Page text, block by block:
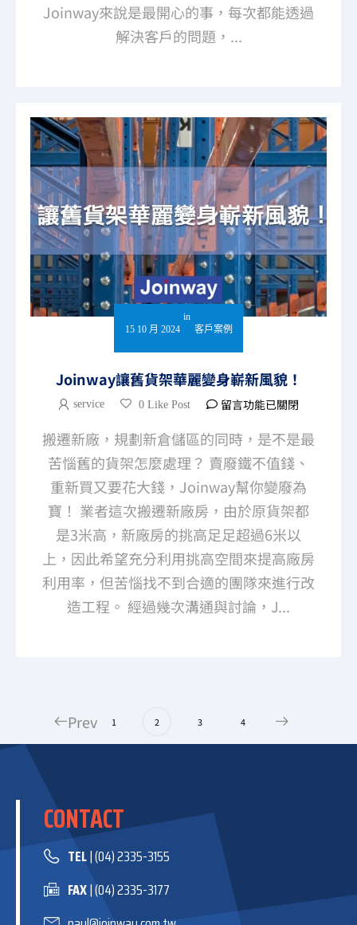
Joinway來說是最開心的事，每次都能透過
解決客戶的問題，...
15 10 月 2024
in
客戶案例
Joinway讓舊貨架華麗變身嶄新風貌！
service 0 Like Post 留言功能已關閉
搬遷新廠，規劃新倉儲區的同時，是不是最
苦惱舊的貨架怎麼處理？ 賣廢鐵不值錢、
重新買又要花大錢，Joinway幫你變廢為
寶！ 業者這次搬遷新廠房，由於原貨架都
是3米高，新廠房的挑高足足超過6米以
上，因此希望充分利用挑高空間來提高廠房
利用率，但苦惱找不到合適的團隊來進行改
造工程。 經過幾次溝通與討論，J...
Prev 1 2 3 4
CONTACT
TEL| (04) 2335-3155
FAX| (04) 2335-3177